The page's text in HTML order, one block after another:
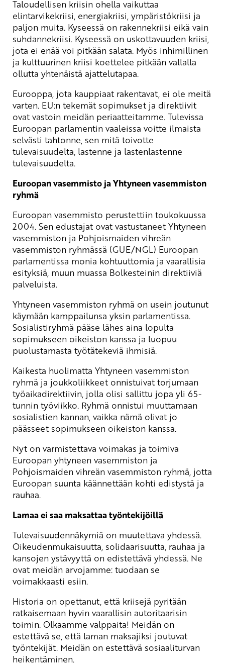
Taloudellisen kriisin ohella vaikuttaa
elintarvikekriisi, energiakriisi, ympäristökriisi ja
paljon muita. Kyseessä on rakennekriisi eikä vain
suhdannekriisi. Kyseessä on uskottavuuden kriisi,
jota ei enää voi pitkään salata. Myös inhimillinen
ja kulttuurinen kriisi koettelee pitkään vallalla
ollutta yhtenäistä ajattelutapaa.
Eurooppa, jota kauppiaat rakentavat, ei ole meitä
varten. EU:n tekemät sopimukset ja direktiivit
ovat vastoin meidän periaatteitamme. Tulevissa
Euroopan parlamentin vaaleissa voitte ilmaista
selvästi tahtonne, sen mitä toivotte
tulevaisuudelta, lastenne ja lastenlastenne
tulevaisuudelta.
Euroopan vasemmisto ja Yhtyneen vasemmiston
ryhmä
Euroopan vasemmisto perustettiin toukokuussa
2004. Sen edustajat ovat vastustaneet Yhtyneen
vasemmiston ja Pohjoismaiden vihreän
vasemmiston ryhmässä (GUE/NGL) Euroopan
parlamentissa monia kohtuuttomia ja vaarallisia
esityksiä, muun muassa Bolkesteinin direktiiviä
palveluista.
Yhtyneen vasemmiston ryhmä on usein joutunut
käymään kamppailunsa yksin parlamentissa.
Sosialistiryhmä pääse lähes aina lopulta
sopimukseen oikeiston kanssa ja luopuu
puolustamasta työtätekeviä ihmisiä.
Kaikesta huolimatta Yhtyneen vasemmiston
ryhmä ja joukkoliikkeet onnistuivat torjumaan
työaikadirektiivin, jolla olisi sallittu jopa yli 65-
tunnin työviikko. Ryhmä onnistui muuttamaan
sosialistien kannan, vaikka nämä olivat jo
päässeet sopimukseen oikeiston kanssa.
Nyt on varmistettava voimakas ja toimiva
Euroopan yhtyneen vasemmiston ja
Pohjoismaiden vihreän vasemmiston ryhmä, jotta
Euroopan suunta käännettään kohti edistystä ja
rauhaa.
Lamaa ei saa maksattaa työntekijöillä
Tulevaisuudennäkymiä on muutettava yhdessä.
Oikeudenmukaisuutta, solidaarisuutta, rauhaa ja
kansojen ystävyyttä on edistettävä yhdessä. Ne
ovat meidän arvojamme: tuodaan se
voimakkaasti esiin.
Historia on opettanut, että kriisejä pyritään
ratkaisemaan hyvin vaarallisin autoritaarisin
toimin. Olkaamme valppaita! Meidän on
estettävä se, että laman maksajiksi joutuvat
työntekijät. Meidän on estettävä sosiaaliturvan
heikentäminen.